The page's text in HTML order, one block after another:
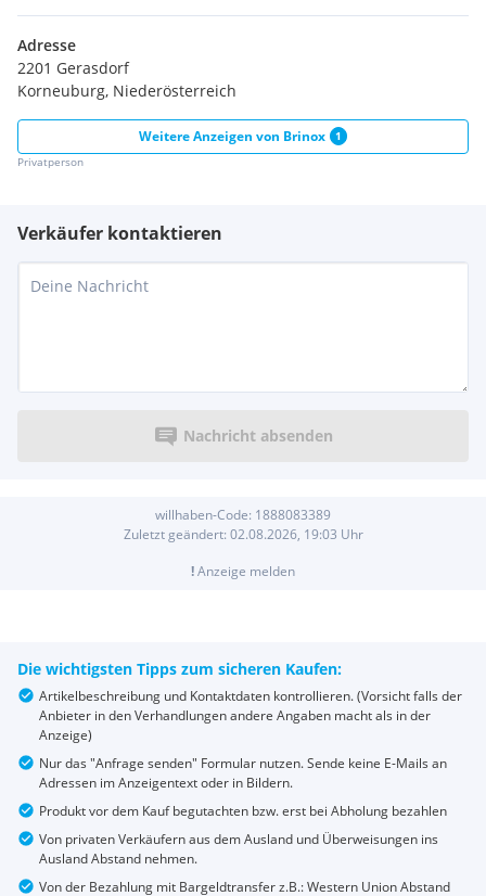
Adresse
2201 Gerasdorf
Korneuburg, Niederösterreich
Weitere Anzeigen von Brinox
1
Privatperson
Verkäufer kontaktieren
Nachricht absenden
willhaben-Code: 1888083389
Zuletzt geändert: 02.08.2026, 19:03 Uhr
!Anzeige melden
Die wichtigsten Tipps zum sicheren Kaufen:
Artikelbeschreibung und Kontaktdaten kontrollieren. (Vorsicht falls der
Anbieter in den Verhandlungen andere Angaben macht als in der
Anzeige)
Nur das "Anfrage senden" Formular nutzen. Sende keine E-Mails an
Adressen im Anzeigentext oder in Bildern.
Produkt vor dem Kauf begutachten bzw. erst bei Abholung bezahlen
Von privaten Verkäufern aus dem Ausland und Überweisungen ins
Ausland Abstand nehmen.
Von der Bezahlung mit Bargeldtransfer z.B.: Western Union Abstand